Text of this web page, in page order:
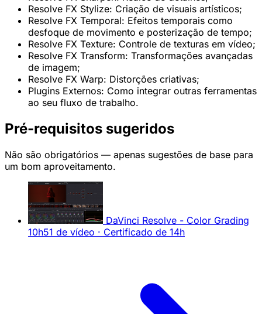
Resolve FX Stylize: Criação de visuais artísticos;
Resolve FX Temporal: Efeitos temporais como
desfoque de movimento e posterização de tempo;
Resolve FX Texture: Controle de texturas em vídeo;
Resolve FX Transform: Transformações avançadas
de imagem;
Resolve FX Warp: Distorções criativas;
Plugins Externos: Como integrar outras ferramentas
ao seu fluxo de trabalho.
Pré-requisitos sugeridos
Não são obrigatórios — apenas sugestões de base para
um bom aproveitamento.
DaVinci Resolve - Color Grading
10h51 de vídeo · Certificado de 14h